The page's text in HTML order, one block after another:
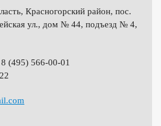
Красногорский район, пос.
ул., дом № 44, подъезд № 4,
8 (495) 566-00-01